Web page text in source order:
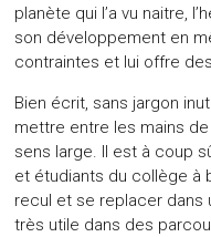
planète qui l’a vu naitre,
son développement en
contraintes et lui offre
Bien écrit, sans jargon
mettre entre les mains
sens large. Il est à coup
et étudiants du collège à
recul et se replacer dans
très utile dans des